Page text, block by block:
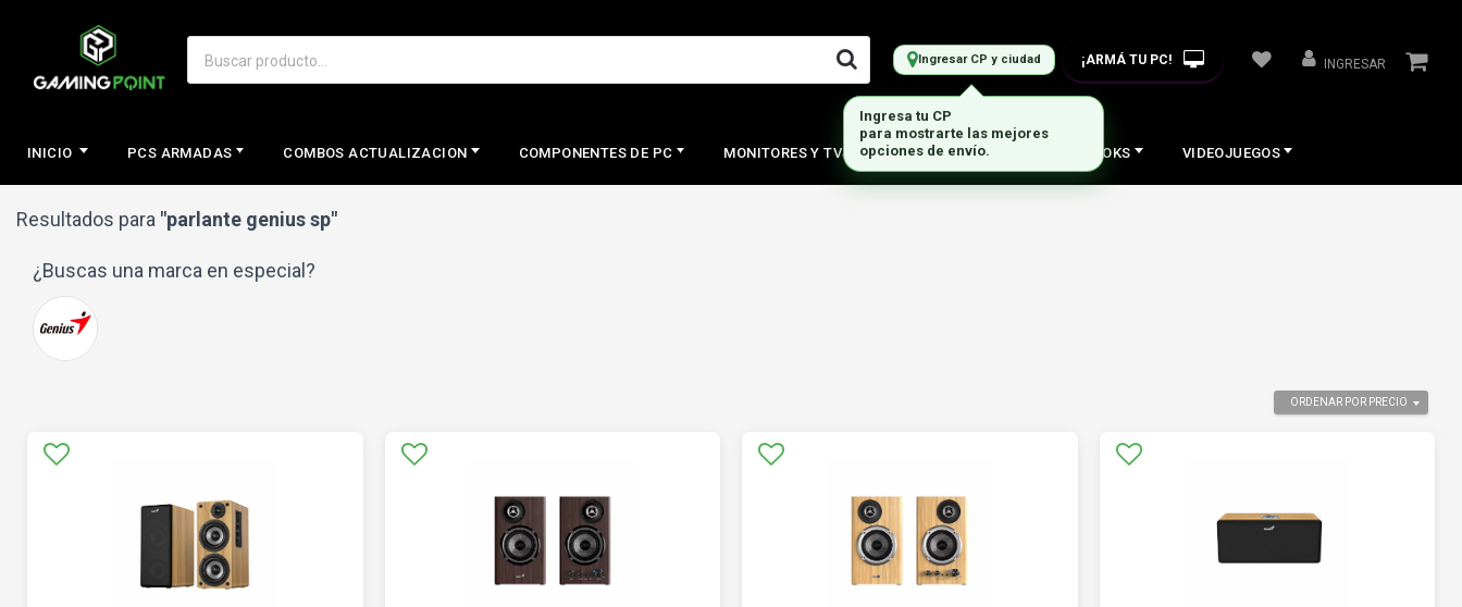
Ingresar CP y ciudad ¡ARMÁ TU PC! INGRESAR
INICIO PCS ARMADAS COMBOS ACTUALIZACION COMPONENTES DE PC MONITORES Y TVS PERIFERICOS NOTEBOOKS VIDEOJUEGOS
Resultados para "parlante genius sp"
¿Buscas una marca en especial?
ORDENAR POR PRECIO
Ingresa tu CP
para mostrarte las mejores
opciones de envío.